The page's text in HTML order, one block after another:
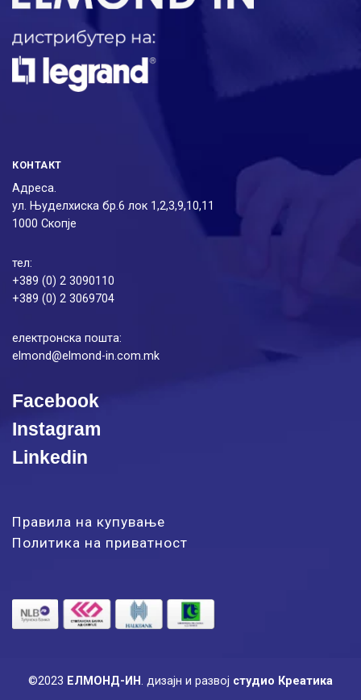
КОНТАКТ
Адреса.
ул. Њуделхиска бр.6 лок 1,2,3,9,10,11
1000 Скопје
тел:
+389 (0) 2 3090110
+389 (0) 2 3069704
електронска пошта:
elmond@elmond-in.com.mk
Facebook
Instagram
Linkedin
Правила на купување
Политика на приватност
©2023 ЕЛМОНД-ИН. дизајн и развој студио Креатика